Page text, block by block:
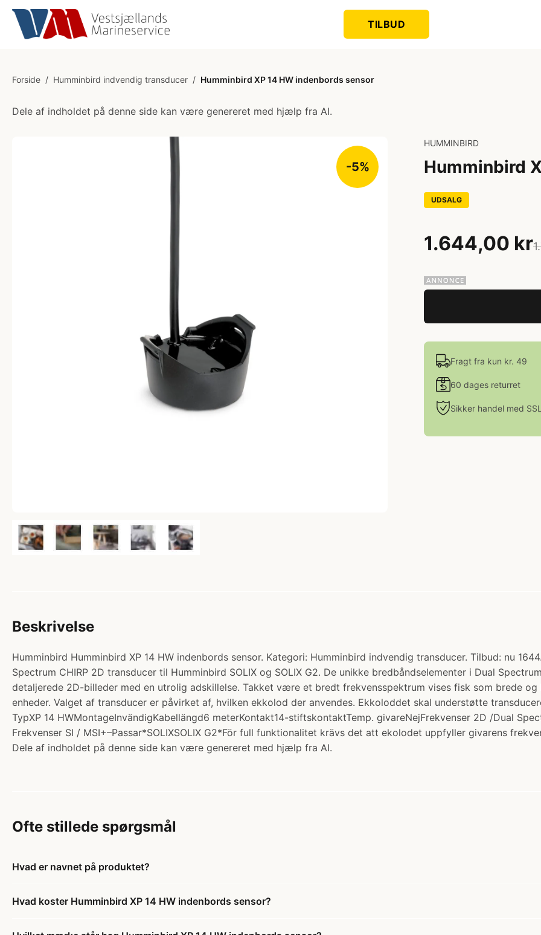
TILBUD
Forside / Humminbird indvendig transducer / Humminbird XP 14 HW indenbords sensor
Dele af indholdet på denne side kan være genereret med hjælp fra AI.
-5%
HUMMINBIRD
Humminbird
UDSALG
1.644,00 kr
Fragt fra kun kr. 49
60 dages returret
Sikker handel med SSL
Beskrivelse
Humminbird Humminbird XP 14 HW indenbords sensor. Kategori: Humminbird indvendig transducer. Tilbud: nu
Spectrum CHIRP 2D transducer til Humminbird SOLIX og SOLIX G2. De unikke bredbåndselementer i Dual
detaljerede 2D-billeder med en utrolig adskillelse. Takket være et bredt frekvensspektrum vises fisk som brede
enheder. Valget af transducer er påvirket af, hvilken ekkolod der anvendes. Ekkoloddet skal understøtte
TypXP 14 HWMontageInvändigKabellängd6 meterKontakt14-stiftskontaktTemp. givareNejFrekvenser 2D /Dual
Frekvenser SI / MSI+–Passar*SOLIXSOLIX G2*För full funktionalitet krävs det att ekolodet uppfyller givarens
Dele af indholdet på denne side kan være genereret med hjælp fra AI.
Ofte stillede spørgsmål
Hvad er navnet på produktet?
Hvad koster Humminbird XP 14 HW indenbords sensor?